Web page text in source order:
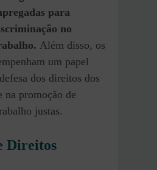
para
no
Além disso, os
um papel
dos direitos dos
na promoção de
justas.
Direitos